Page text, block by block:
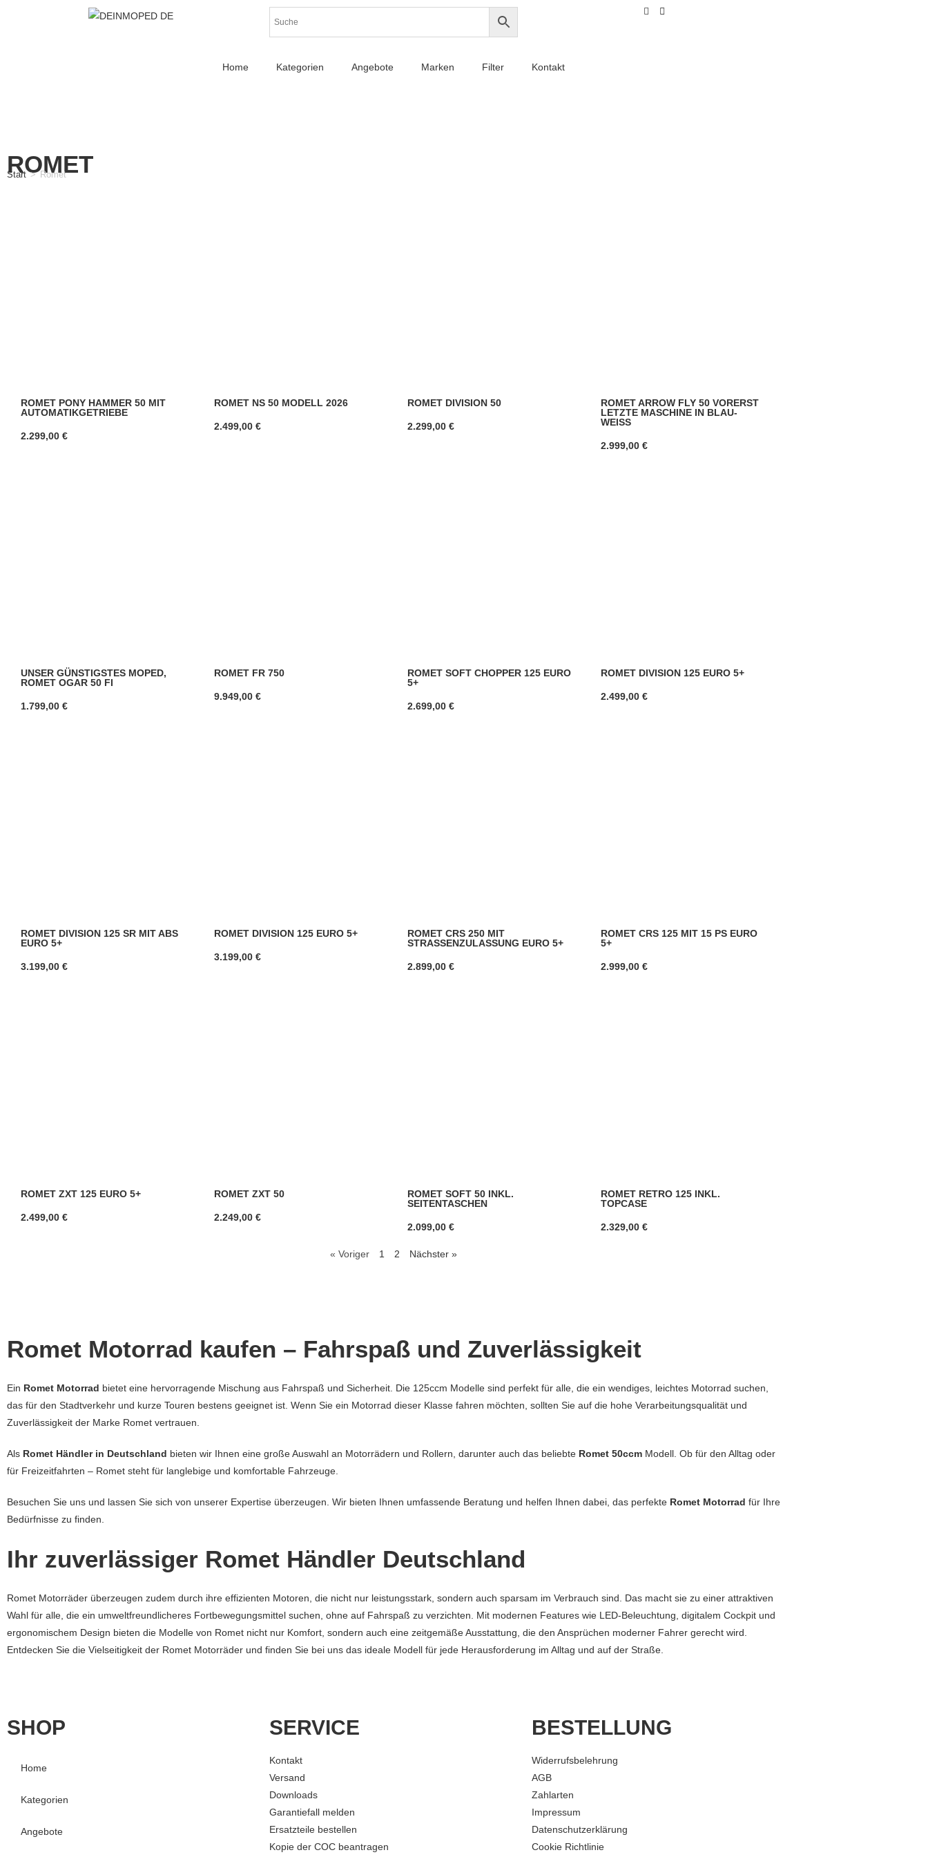
Home Kategorien Angebote Marken Filter Kontakt
ROMET
Start > Romet
ROMET PONY HAMMER 50 MIT
AUTOMATIKGETRIEBE
2.299,00 €
ROMET NS 50 MODELL 2026
2.499,00 €
ROMET DIVISION 50
2.299,00 €
ROMET ARROW FLY 50 VORERST
LETZTE MASCHINE IN BLAU-
WEISS
2.999,00 €
UNSER GÜNSTIGSTES MOPED,
ROMET OGAR 50 FI
1.799,00 €
ROMET FR 750
9.949,00 €
ROMET SOFT CHOPPER 125 EURO
5+
2.699,00 €
ROMET DIVISION 125 EURO 5+
2.499,00 €
ROMET DIVISION 125 SR MIT ABS
EURO 5+
3.199,00 €
ROMET DIVISION 125 EURO 5+
3.199,00 €
ROMET CRS 250 MIT
STRASSENZULASSUNG EURO 5+
2.899,00 €
ROMET CRS 125 MIT 15 PS EURO
5+
2.999,00 €
ROMET ZXT 125 EURO 5+
2.499,00 €
ROMET ZXT 50
2.249,00 €
ROMET SOFT 50 INKL.
SEITENTASCHEN
2.099,00 €
ROMET RETRO 125 INKL.
TOPCASE
2.329,00 €
« Voriger 1 2 Nächster »
Romet Motorrad kaufen – Fahrspaß und Zuverlässigkeit
Ein Romet Motorrad bietet eine hervorragende Mischung aus Fahrspaß und Sicherheit. Die 125ccm Modelle sind perfekt für alle, die ein wendiges, leichtes Motorrad suchen,
das für den Stadtverkehr und kurze Touren bestens geeignet ist. Wenn Sie ein Motorrad dieser Klasse fahren möchten, sollten Sie auf die hohe Verarbeitungsqualität und
Zuverlässigkeit der Marke Romet vertrauen.
Als Romet Händler in Deutschland bieten wir Ihnen eine große Auswahl an Motorrädern und Rollern, darunter auch das beliebte Romet 50ccm Modell. Ob für den Alltag oder
für Freizeitfahrten – Romet steht für langlebige und komfortable Fahrzeuge.
Besuchen Sie uns und lassen Sie sich von unserer Expertise überzeugen. Wir bieten Ihnen umfassende Beratung und helfen Ihnen dabei, das perfekte Romet Motorrad für Ihre
Bedürfnisse zu finden.
Ihr zuverlässiger Romet Händler Deutschland
Romet Motorräder überzeugen zudem durch ihre effizienten Motoren, die nicht nur leistungsstark, sondern auch sparsam im Verbrauch sind. Das macht sie zu einer attraktiven
Wahl für alle, die ein umweltfreundlicheres Fortbewegungsmittel suchen, ohne auf Fahrspaß zu verzichten. Mit modernen Features wie LED-Beleuchtung, digitalem Cockpit und
ergonomischem Design bieten die Modelle von Romet nicht nur Komfort, sondern auch eine zeitgemäße Ausstattung, die den Ansprüchen moderner Fahrer gerecht wird.
Entdecken Sie die Vielseitigkeit der Romet Motorräder und finden Sie bei uns das ideale Modell für jede Herausforderung im Alltag und auf der Straße.
SHOP
Home
Kategorien
Angebote
SERVICE
Kontakt
Versand
Downloads
Garantiefall melden
Ersatzteile bestellen
Kopie der COC beantragen
BESTELLUNG
Widerrufsbelehrung
AGB
Zahlarten
Impressum
Datenschutzerklärung
Cookie Richtlinie